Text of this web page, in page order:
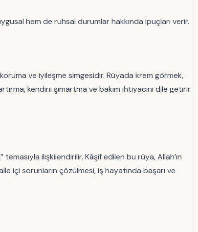
hem de ruhsal durumlar hakkında ipuçları verir.
ve iyileşme simgesidir. Rüyada krem görmek,
kendini şımartma ve bakım ihtiyacını dile getirir.
ilişkilendirilir. Kâşif edilen bu rüya, Allah’ın
içi sorunların çözülmesi, iş hayatında başarı ve